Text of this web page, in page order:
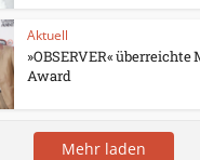
Aktuell
»OBSERVER«
Award
Mehr laden